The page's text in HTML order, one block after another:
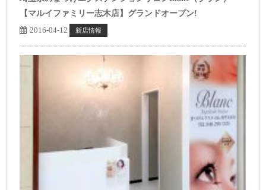
【マルイファミリー志木店】グランドオープン!
2016-04-12
新店情報